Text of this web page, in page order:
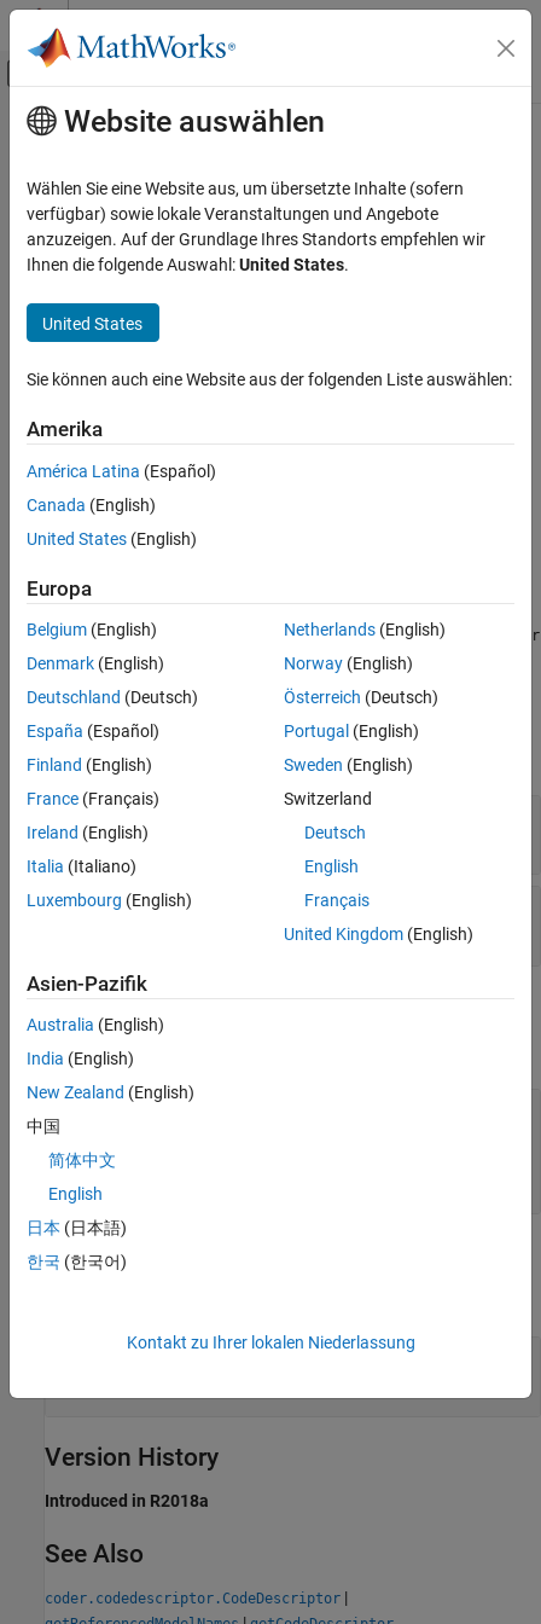
Weiter zum Inhalt
Umschaltung für Off-Canvas-
Startseite der Dokumentation
Simulink Coder
Deployment, Integration, and Supported
Hardware
ON THIS PAGE
Description
Input Arguments
Output Arguments
See Also
Hauptinhalt
getReferencedModelCodeDescriptor
Class:coder.codedescriptor.CodeDescriptor
Namespace:coder.codedescriptor
specified referenced model
Syntax
refCodeDescriptor =
getReferencedModelCodeDescriptor(codeDescObj,
Description
refCodeDescriptor
getReferencedModelCodeDescriptor(
,
refModelName)returns the coder.codedescriptor.CodeDescriptor
object for the referenced model specified inrefModelName
Input Arguments
expand all
coder.codedescriptor.CodeDescriptor
refModelName
Name of referenced model
Output Arguments
expand all
Examples
Get Code Descriptor Object for Referenced
Version History
Introduced in R2018a
See Also
coder.codedescriptor.CodeDescriptor |
Website auswählen
Wählen Sie eine Website aus, um übersetzte Inhalte (sofern
verfügbar) sowie lokale Veranstaltungen und Angebote
anzuzeigen. Auf der Grundlage Ihres Standorts empfehlen wir
Ihnen die folgende Auswahl:United States.
United States
Sie können auch eine Website aus der folgenden Liste auswählen:
Amerika
América Latina (Español)
Canada (English)
United States (English)
Europa
Belgium (English)
Denmark (English)
Deutschland (Deutsch)
España (Español)
Finland (English)
France (Français)
Ireland (English)
Italia (Italiano)
Luxembourg (English)
Netherlands(English)
Norway(English)
Österreich (Deutsch)
Portugal (English)
Sweden (English)
Switzerland
Deutsch
English
Français
United Kingdom(English)
Asien-Pazifik
Australia (English)
India (English)
New Zealand (English)
中国
简体中文
English
日本 (日本語)
한국 (한국어)
Kontakt zu Ihrer lokalen Niederlassung